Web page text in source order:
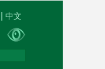
中文